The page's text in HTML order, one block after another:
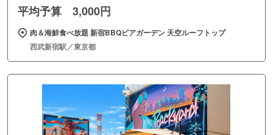
平均予算 3,000円
肉＆海鮮食べ放題 新宿BBQビアガーデン 天空ルーフトップ
西武新宿駅／東京都